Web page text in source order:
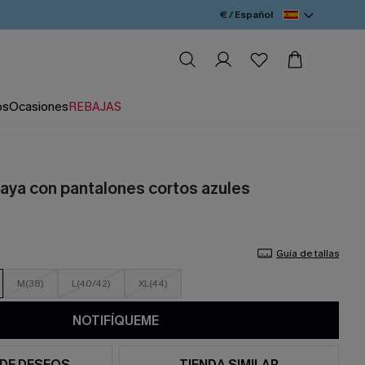
€ / Español
OcasionesREBAJAS
con pantalones cortos azules
Guía de tallas
M(38) L(40/42) XL(44)
NOTIFÍQUEME